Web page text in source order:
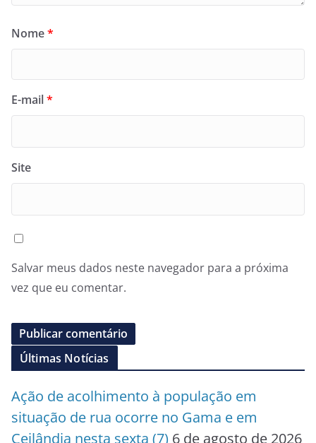
Nome*
E-mail*
Site
Salvar meus dados neste navegador para a próxima
vez que eu comentar.
Últimas Notícias
Ação de acolhimento à população em
situação de rua ocorre no Gama e em
Ceilândia nesta sexta (7) 6 de agosto de 2026